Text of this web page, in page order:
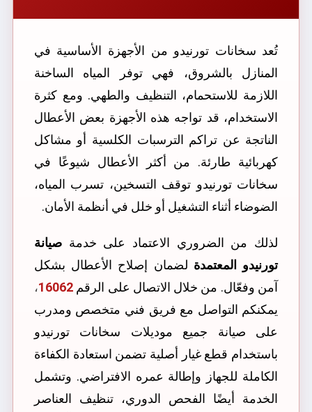
تُعد سخانات تورنيدو من الأجهزة الأساسية في
المنازل بالشروق، فهي توفر المياه الساخنة
اللازمة للاستحمام، التنظيف والطهي. ومع كثرة
الاستخدام، قد تواجه هذه الأجهزة بعض الأعطال
الناتجة عن تراكم الترسبات الكلسية أو مشاكل
كهربائية طارئة. من أكثر الأعطال شيوعًا في
سخانات تورنيدو توقف التسخين، تسرب المياه،
الضوضاء أثناء التشغيل أو خلل في أنظمة الأمان.
لذلك من الضروري الاعتماد على خدمةصيانة
تورنيدو المعتمدة لضمان إصلاح الأعطال بشكل
آمن وفعّال. من خلال الاتصال على الرقم 16062،
يمكنكم التواصل مع فريق فني متخصص ومدرب
على صيانة جميع موديلات سخانات تورنيدو
باستخدام قطع غيار أصلية تضمن استعادة الكفاءة
الكاملة للجهاز وإطالة عمره الافتراضي. وتشمل
الخدمة أيضًا الفحص الدوري، تنظيف العناصر